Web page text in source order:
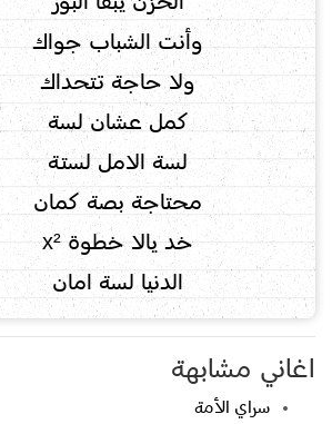
وأنت الشباب جواك
ولا حاجة تتحداك
كمل عشان لسة
لسة الامل لستة
محتاجة بصة كمان
خد يالا خطوة x²
الدنيا لسة امان
اغاني مشابهة
سراي الأمة